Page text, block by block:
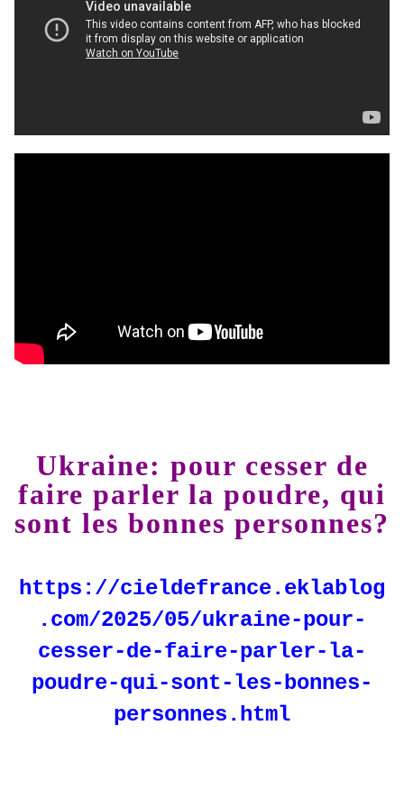
Ukraine: pour cesser de
faire parler la poudre, qui
sont les bonnes personnes?
https://cieldefrance.eklablog
.com/2025/05/ukraine-pour-
cesser-de-faire-parler-la-
poudre-qui-sont-les-bonnes-
personnes.html